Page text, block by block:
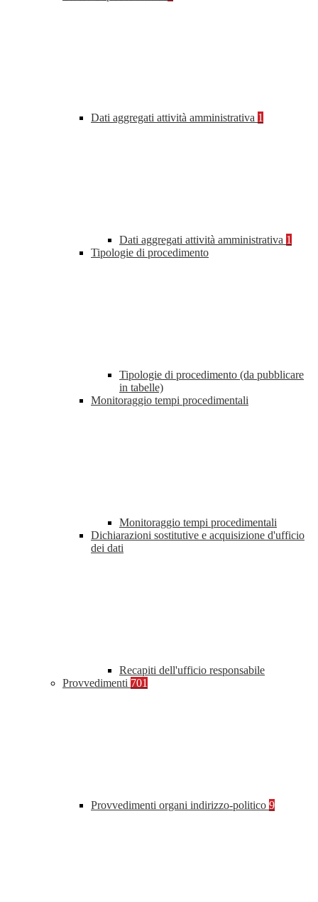
Dati aggregati attività amministrativa 1
Dati aggregati attività amministrativa 1
Tipologie di procedimento
Tipologie di procedimento (da pubblicare
in tabelle)
Monitoraggio tempi procedimentali
Monitoraggio tempi procedimentali
Dichiarazioni sostitutive e acquisizione d'ufficio
dei dati
Recapiti dell'ufficio responsabile
Provvedimenti 701
Provvedimenti organi indirizzo-politico 9